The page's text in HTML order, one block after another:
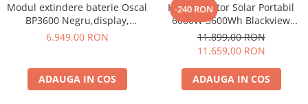
Toate panourile portabile
Kituri solare pentru balcon
Componente Fotovoltaice
Incarcatoare solare
Modul extindere baterie Oscal
BP3600 Negru,display,
compatibil cu Oscal
6.949,00 RON
ADAUGA IN COS
-240 RON
Kit Generator Solar Portabil
6000W 3600Wh Blackview
OSCAL PowerMax 6000 +
panou solar 400W
11.899,00 RON
11.659,00 RON
ADAUGA IN COS